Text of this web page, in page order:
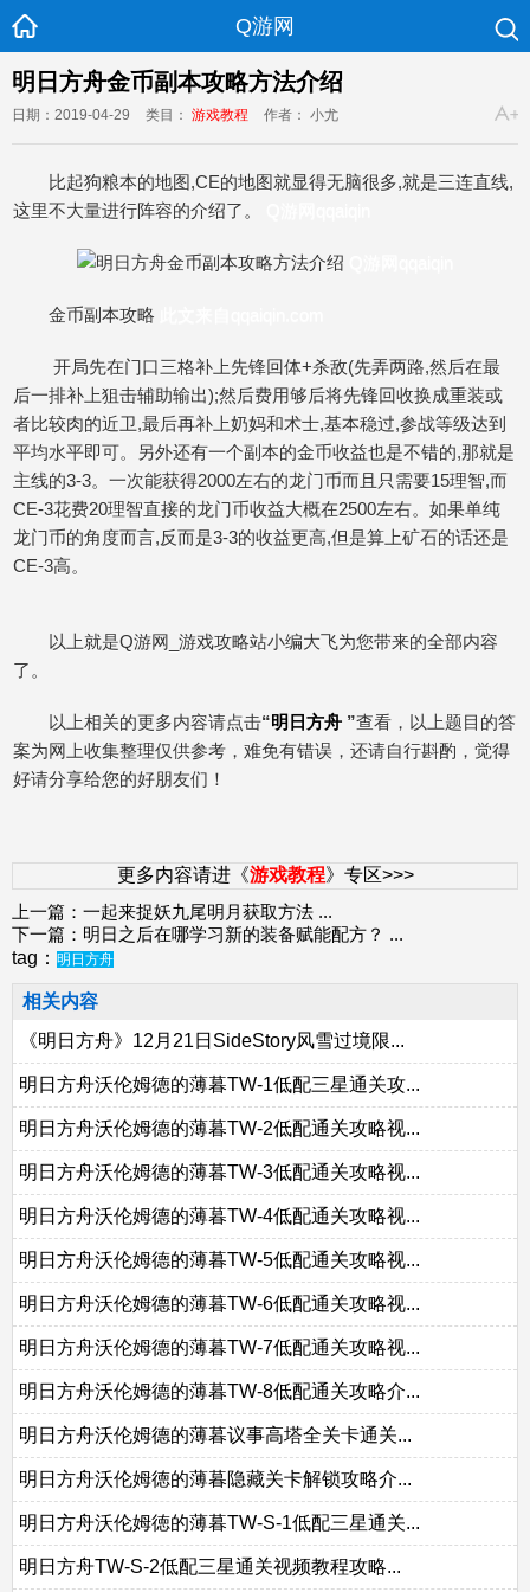
Q游网
明日方舟金币副本攻略方法介绍
日期：2019-04-29 类目： 游戏教程 作者： 小尤
比起狗粮本的地图,CE的地图就显得无脑很多,就是三连直线,
这里不大量进行阵容的介绍了。
金币副本攻略
开局先在门口三格补上先锋回体+杀敌(先弄两路,然后在最
后一排补上狙击辅助输出);然后费用够后将先锋回收换成重装或
者比较肉的近卫,最后再补上奶妈和术士,基本稳过,参战等级达到
平均水平即可。另外还有一个副本的金币收益也是不错的,那就是
主线的3-3。一次能获得2000左右的龙门币而且只需要15理智,而
CE-3花费20理智直接的龙门币收益大概在2500左右。如果单纯
龙门币的角度而言,反而是3-3的收益更高,但是算上矿石的话还是
CE-3高。
以上就是Q游网_游戏攻略站小编大飞为您带来的全部内容
了。
以上相关的更多内容请点击“明日方舟 ”查看，以上题目的答
案为网上收集整理仅供参考，难免有错误，还请自行斟酌，觉得
好请分享给您的好朋友们！
更多内容请进《游戏教程》专区>>>
上一篇： 一起来捉妖九尾明月获取方法 ...
下一篇： 明日之后在哪学习新的装备赋能配方？ ...
tag： 明日方舟
相关内容
《明日方舟》12月21日SideStory风雪过境限...
明日方舟沃伦姆徳的薄暮TW-1低配三星通关攻...
明日方舟沃伦姆德的薄暮TW-2低配通关攻略视...
明日方舟沃伦姆德的薄暮TW-3低配通关攻略视...
明日方舟沃伦姆德的薄暮TW-4低配通关攻略视...
明日方舟沃伦姆德的薄暮TW-5低配通关攻略视...
明日方舟沃伦姆德的薄暮TW-6低配通关攻略视...
明日方舟沃伦姆德的薄暮TW-7低配通关攻略视...
明日方舟沃伦姆德的薄暮TW-8低配通关攻略介...
明日方舟沃伦姆德的薄暮议事高塔全关卡通关...
明日方舟沃伦姆徳的薄暮隐藏关卡解锁攻略介...
明日方舟沃伦姆徳的薄暮TW-S-1低配三星通关...
明日方舟TW-S-2低配三星通关视频教程攻略...